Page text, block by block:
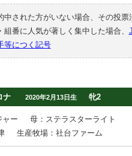
中された方がいない場合、その投
組番に人気が著しく集中した場合、
等につく記号
ナ
2020年2月13日生 牝2
ャー
母：ステラスターライト
生産牧場：社台ファーム